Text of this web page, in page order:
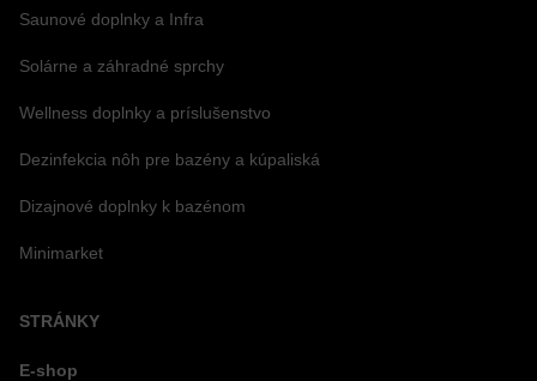
Saunové doplnky a Infra
Solárne a záhradné sprchy
Wellness doplnky a príslušenstvo
Dezinfekcia nôh pre bazény a kúpaliská
Dizajnové doplnky k bazénom
Minimarket
STRÁNKY
E-shop